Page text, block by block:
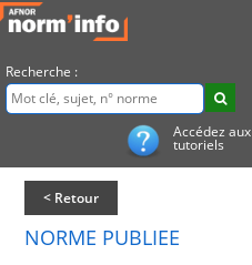
Recherche :
Accédez aux
tutoriels
< Retour
NORME PUBLIEE